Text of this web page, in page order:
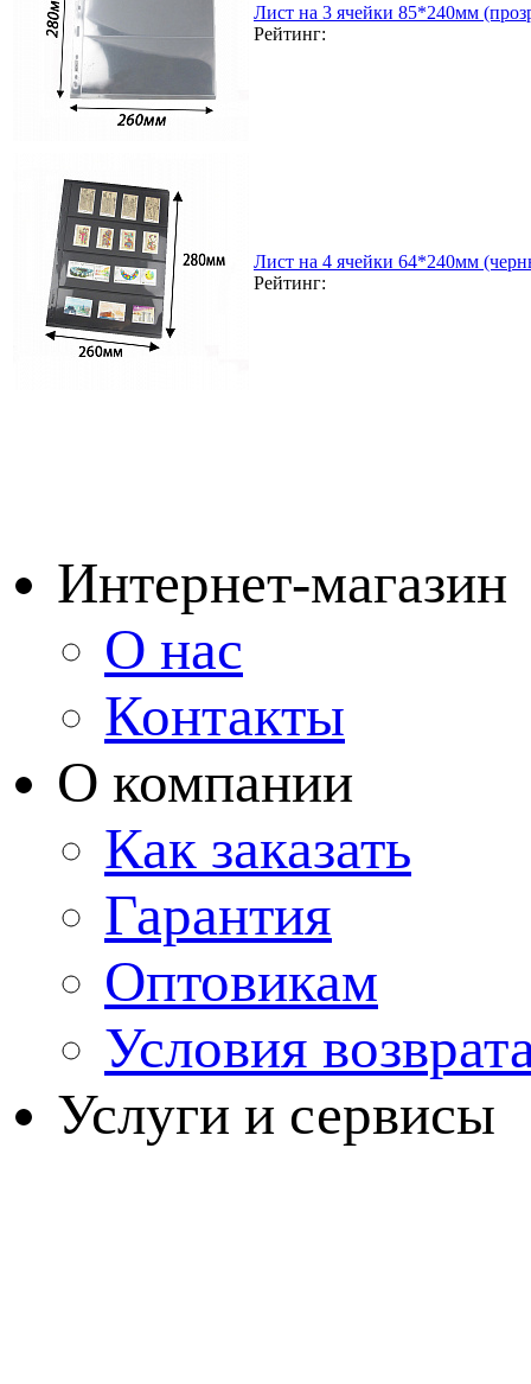
Лист на 3 ячейки 85*240мм
Рейтинг:
Лист на 4 ячейки 64*240мм
Рейтинг:
Интернет-магазин
О нас
Контакты
О компании
Как заказать
Гарантия
Оптовикам
Условия
Услуги и сервисы